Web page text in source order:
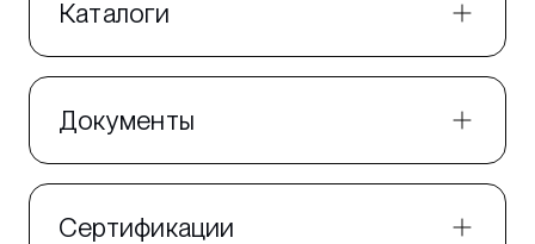
Каталоги
Документы
Сертификации